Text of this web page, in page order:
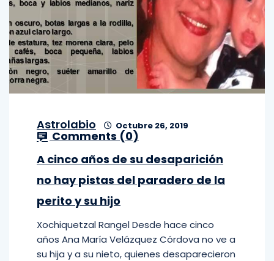
Astrolabio Octubre 26, 2019
Comments (0)
A cinco años de su desaparición
no hay pistas del paradero de la
perito y su hijo
Xochiquetzal Rangel Desde hace cinco
años Ana María Velázquez Córdova no ve a
su hija y a su nieto, quienes desaparecieron